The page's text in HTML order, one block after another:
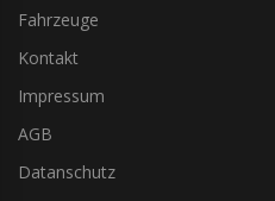
Fahrzeuge
Kontakt
Impressum
AGB
Datanschutz